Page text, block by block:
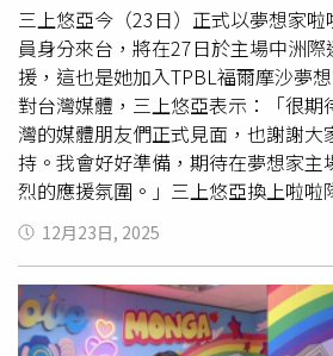
（五）正式上映。中文版配音陣容：
結：
期便習慣穿著18號球衣，在中職效力
背號，如今能在日職舞台延續，對他
示，18號是一種對自我的期許，「我
這個背號會一直推著我往更高的目標
出現熟悉身影。中華職棒會長蔡其昌
祝賀。據《自由時報》指出，蔡其昌
登板時，曾投3.2局就飆出11次三振
他深刻體會頂尖投手的養成需要長
分享，在經典賽資格賽前，徐若熙
發，後因腿部傷勢經教練團審慎評估
相當失落，因為他非常渴望為國家出
名自我要求極高、態度認真的選手。
三上悠亞今（23日）正式以夢想家
員身分來台，將在27日於主場中洲
援，這也是她加入TPBL福爾摩沙夢
對台灣媒體，三上悠亞表示：「很期
灣的媒體朋友們正式見面，也謝謝大
持。我會好好準備，期待在夢想家主
烈的應援氛圍。」三上悠亞換上啦啦
戰袍與台灣媒體公開見面。（圖／
上悠亞，這次換上啦啦隊身分、穿
體公開見面，她分享自己選擇25號
25代表『開心笑的意思』，用25帶
也分享加入的心中喜悅，「很開心，
12月23日, 2025